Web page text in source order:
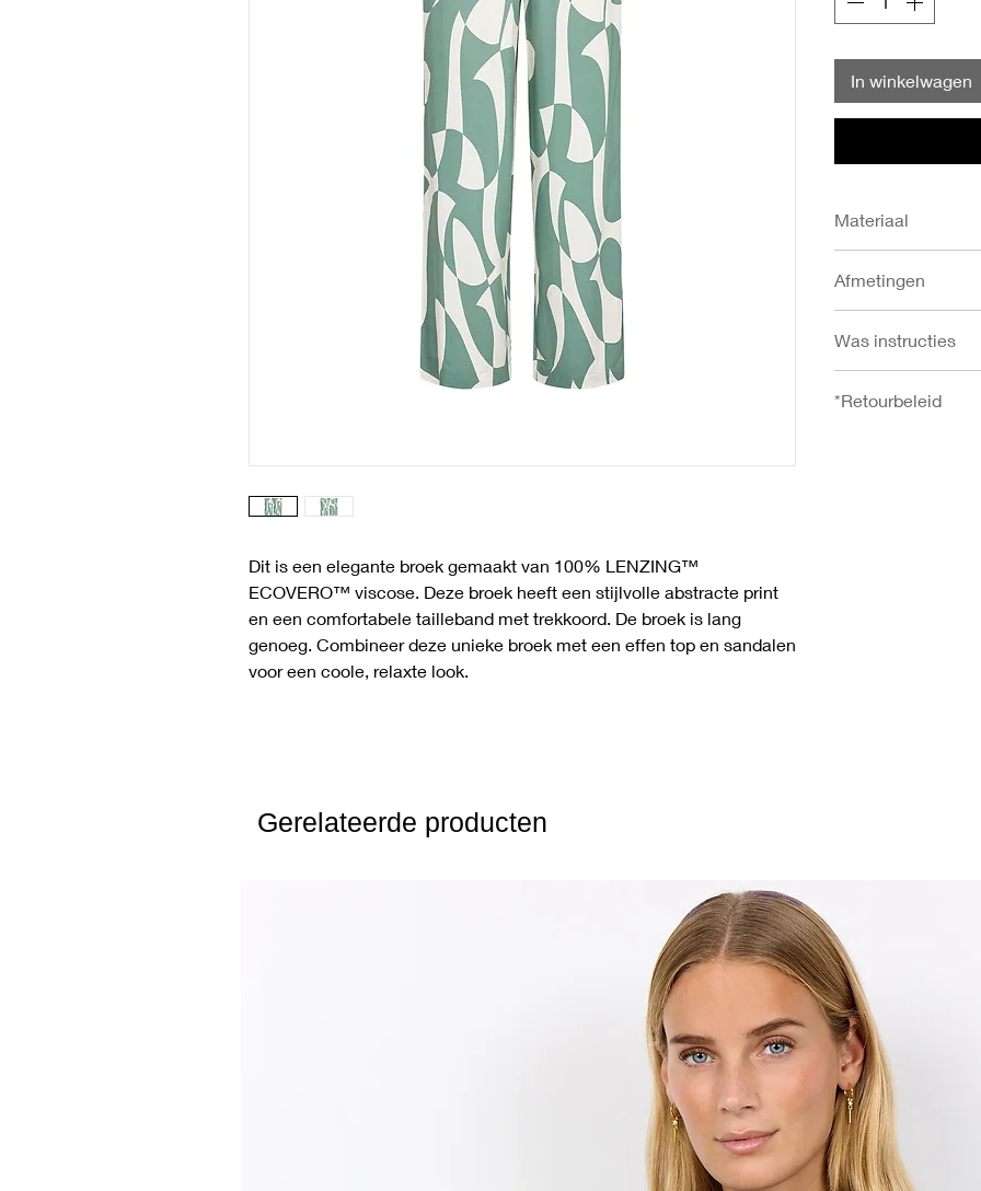
Dit is een elegante broek gemaakt van 100% LENZING™
ECOVERO™ viscose. Deze broek heeft een stijlvolle abstracte print
en een comfortabele tailleband met trekkoord. De broek is lang
genoeg. Combineer deze unieke broek met een effen top en sandalen
voor een coole, relaxte look.
In winkelwagen
Materiaal
Afmetingen
128
- Binnenbeenlengte
- Taille in cm: S 70,
Was instructies
droogtrommel,
*Retourbeleid
Gerelateerde producten